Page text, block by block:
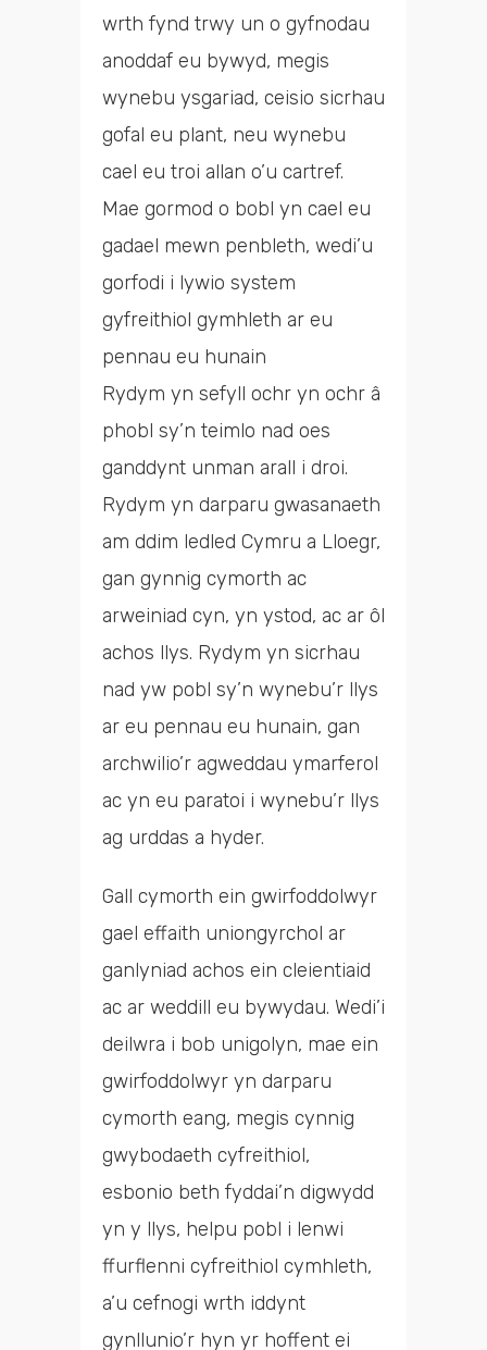
wrth fynd trwy un o gyfnodau
anoddaf eu bywyd, megis
wynebu ysgariad, ceisio sicrhau
gofal eu plant, neu wynebu
cael eu troi allan o’u cartref.
Mae gormod o bobl yn cael eu
gadael mewn penbleth, wedi’u
gorfodi i lywio system
gyfreithiol gymhleth ar eu
pennau eu hunain
Rydym yn sefyll ochr yn ochr â
phobl sy’n teimlo nad oes
ganddynt unman arall i droi.
Rydym yn darparu gwasanaeth
am ddim ledled Cymru a Lloegr,
gan gynnig cymorth ac
arweiniad cyn, yn ystod, ac ar ôl
achos llys. Rydym yn sicrhau
nad yw pobl sy’n wynebu’r llys
ar eu pennau eu hunain, gan
archwilio’r agweddau ymarferol
ac yn eu paratoi i wynebu’r llys
ag urddas a hyder.
Gall cymorth ein gwirfoddolwyr
gael effaith uniongyrchol ar
ganlyniad achos ein cleientiaid
ac ar weddill eu bywydau. Wedi’i
deilwra i bob unigolyn, mae ein
gwirfoddolwyr yn darparu
cymorth eang, megis cynnig
gwybodaeth cyfreithiol,
esbonio beth fyddai’n digwydd
yn y llys, helpu pobl i lenwi
ffurflenni cyfreithiol cymhleth,
a’u cefnogi wrth iddynt
gynllunio’r hyn yr hoffent ei